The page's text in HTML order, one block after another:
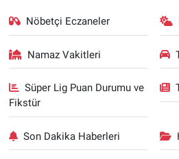
Nöbetçi Eczaneler
Namaz Vakitleri
Süper Lig Puan Durumu ve
Fikstür
Son Dakika Haberleri